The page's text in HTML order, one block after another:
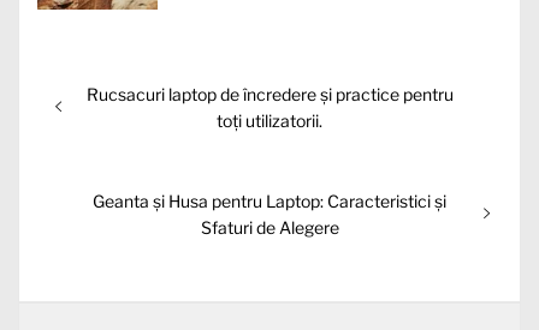
Navigare
în
Articolul
Rucsacuri laptop de încredere și practice pentru
toți utilizatorii.
Articolul
Geanta și Husa pentru Laptop: Caracteristici și
Sfaturi de Alegere